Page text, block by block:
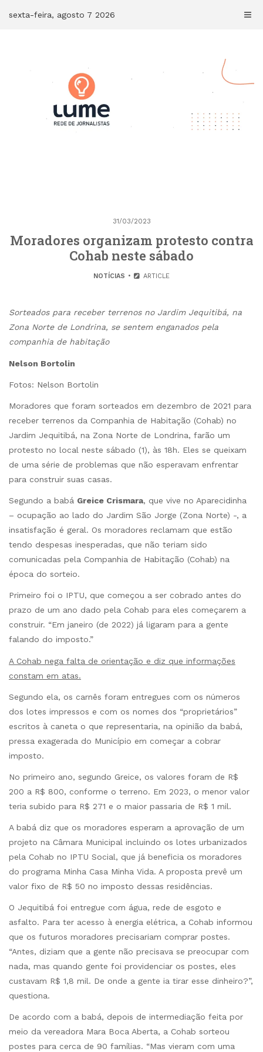
sexta-feira, agosto 7 2026
31/03/2023
Moradores organizam protesto contra
Cohab neste sábado
NOTÍCIAS ARTICLE
Sorteados para receber terrenos no Jardim Jequitibá, na
Zona Norte de Londrina, se sentem enganados pela
companhia de habitação
Nelson Bortolin
Fotos: Nelson Bortolin
Moradores que foram sorteados em dezembro de 2021 para
receber terrenos da Companhia de Habitação (Cohab) no
Jardim Jequitibá, na Zona Norte de Londrina, farão um
protesto no local neste sábado (1), às 18h. Eles se queixam
de uma série de problemas que não esperavam enfrentar
para construir suas casas.
Segundo a babá Greice Crismara, que vive no Aparecidinha
– ocupação ao lado do Jardim São Jorge (Zona Norte) -, a
insatisfação é geral. Os moradores reclamam que estão
tendo despesas inesperadas, que não teriam sido
comunicadas pela Companhia de Habitação (Cohab) na
época do sorteio.
Primeiro foi o IPTU, que começou a ser cobrado antes do
prazo de um ano dado pela Cohab para eles começarem a
construir. “Em janeiro (de 2022) já ligaram para a gente
falando do imposto.”
A Cohab nega falta de orientação e diz que informações
constam em atas.
Segundo ela, os carnês foram entregues com os números
dos lotes impressos e com os nomes dos “proprietários”
escritos à caneta o que representaria, na opinião da babá,
pressa exagerada do Município em começar a cobrar
imposto.
No primeiro ano, segundo Greice, os valores foram de R$
200 a R$ 800, conforme o terreno. Em 2023, o menor valor
teria subido para R$ 271 e o maior passaria de R$ 1 mil.
A babá diz que os moradores esperam a aprovação de um
projeto na Câmara Municipal incluindo os lotes urbanizados
pela Cohab no IPTU Social, que já beneficia os moradores
do programa Minha Casa Minha Vida. A proposta prevê um
valor fixo de R$ 50 no imposto dessas residências.
O Jequitibá foi entregue com água, rede de esgoto e
asfalto. Para ter acesso à energia elétrica, a Cohab informou
que os futuros moradores precisariam comprar postes.
“Antes, diziam que a gente não precisava se preocupar com
nada, mas quando gente foi providenciar os postes, eles
custavam R$ 1,8 mil. De onde a gente ia tirar esse dinheiro?”,
questiona.
De acordo com a babá, depois de intermediação feita por
meio da vereadora Mara Boca Aberta, a Cohab sorteou
postes para cerca de 90 famílias. “Mas vieram com uma